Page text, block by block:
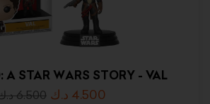
A STAR WARS STORY - VAL
6.500
4.500 د.ك